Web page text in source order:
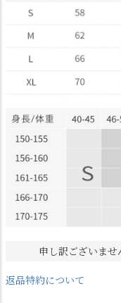
申し訳ございませ
返品特約について